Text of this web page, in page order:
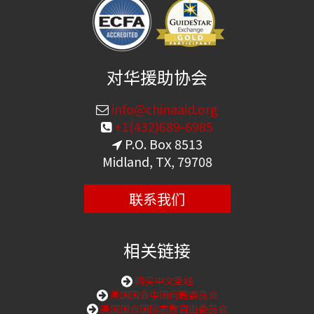
对华援助协会
info@chinaaid.org
+1(432)689-6985
P.O. Box 8513
Midland, TX, 79708
联系我们
相关链接
购买中文圣经
美国国会中国问题委员会
美国国会国际宗教自由委员会